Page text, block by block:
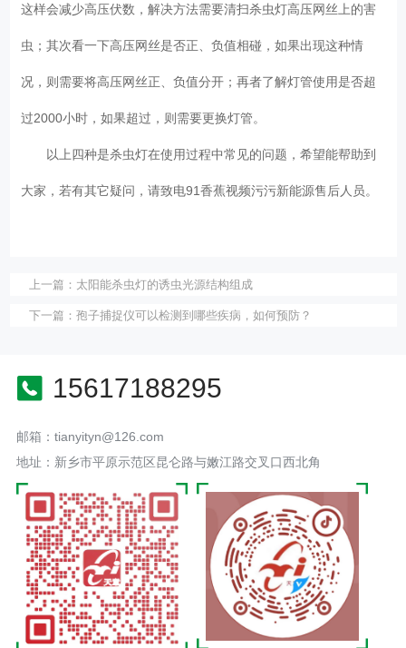
这样会减少高压伏数，解决方法需要清扫杀虫灯高压网丝上的害
虫；其次看一下高压网丝是否正、负值相碰，如果出现这种情
况，则需要将高压网丝正、负值分开；再者了解灯管使用是否超
过2000小时，如果超过，则需要更换灯管。
以上四种是杀虫灯在使用过程中常见的问题，希望能帮助到
大家，若有其它疑问，请致电91香蕉视频污污新能源售后人员。
上一篇： 太阳能杀虫灯的诱虫光源结构组成
下一篇： 孢子捕捉仪可以检测到哪些疾病，如何预防？
15617188295
邮箱：tianyityn@126.com
地址：新乡市平原示范区昆仑路与嫩江路交叉口西北角